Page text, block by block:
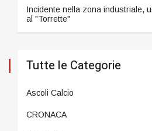
Incidente nella zona industriale,
al "Torrette"
Tutte le Categorie
Ascoli Calcio
CRONACA